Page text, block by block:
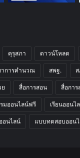
คุรุสภา ดาวน์โหลด
การคำนวณ สพฐ.
สื่อการสอน สื่อกา
มออนไลน์ฟรี เรียนออนไ
อนไลน์ แบบทดสอบออน